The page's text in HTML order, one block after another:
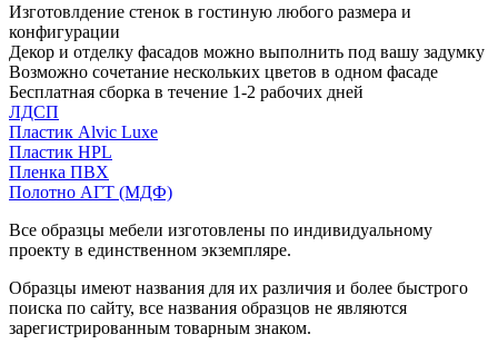
Изготовлдение стенок в гостиную любого размера и
конфигурации
Декор и отделку фасадов можно выполнить под вашу задумку
Возможно сочетание нескольких цветов в одном фасаде
Бесплатная сборка в течение 1-2 рабочих дней
ЛДСП
Пластик Alvic Luxe
Пластик HPL
Пленка ПВХ
Полотно АГТ (МДФ)
Все образцы мебели изготовлены по индивидуальному
проекту в единственном экземпляре.
Образцы имеют названия для их различия и более быстрого
поиска по сайту, все названия образцов не являются
зарегистрированным товарным знаком.